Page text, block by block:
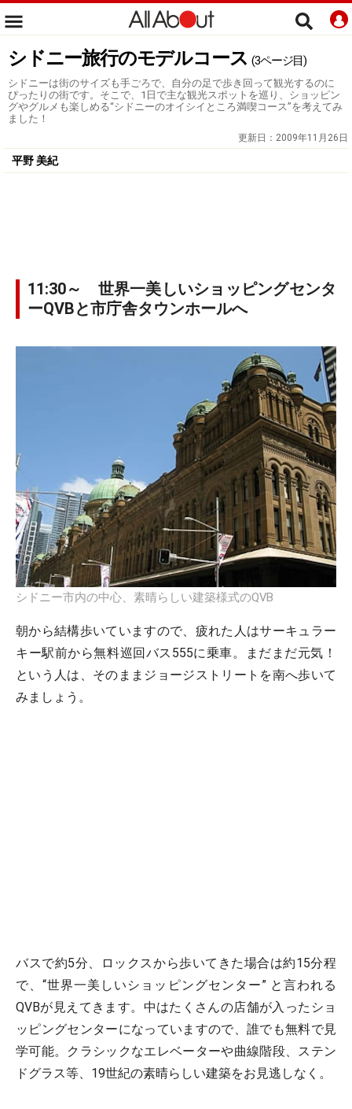
シドニー旅行のモデルコース (3ページ目)
シドニーは街のサイズも手ごろで、自分の足で歩き回って観光するのに
ぴったりの街です。そこで、1日で主な観光スポットを巡り、ショッピン
グやグルメも楽しめる“シドニーのオイシイところ満喫コース”を考えてみ
ました！
更新日： 2009年11月26日
平野 美紀
11:30～ 世界一美しいショッピングセンタ
ーQVBと市庁舎タウンホールへ
シドニー市内の中心、素晴らしい建築様式のQVB
朝から結構歩いていますので、疲れた人はサーキュラー
キー駅前から無料巡回バス555に乗車。まだまだ元気！
という人は、そのままジョージストリートを南へ歩いて
みましょう。
バスで約5分、ロックスから歩いてきた場合は約15分程
で、“世界一美しいショッピングセンター” と言われる
QVBが見えてきます。中はたくさんの店舗が入ったショ
ッピングセンターになっていますので、誰でも無料で見
学可能。クラシックなエレベーターや曲線階段、ステン
ドグラス等、19世紀の素晴らしい建築をお見逃しなく。